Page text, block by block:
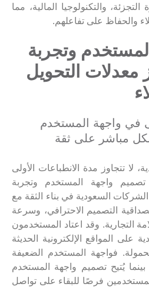
التجزئة، والتكنولوجيا المالية، مما
والحفاظ على تفاعلهم.
وتجربة
معدلات التحويل
في واجهة المستخدم
مباشر على ثقة
لا تتجاوز مدة الانطباعات الأولى
واجهة المستخدم وتجربة
السعودية في بناء الثقة مع
التصميم الاحترافي، وسرعة
التجارية. وقد اعتاد المستخدمون
على المواقع الإلكترونية الحديثة
فواجهة المستخدم الضعيفة
يُتيح تصميم واجهة المستخدم
فرصًا للبقاء على تواصل